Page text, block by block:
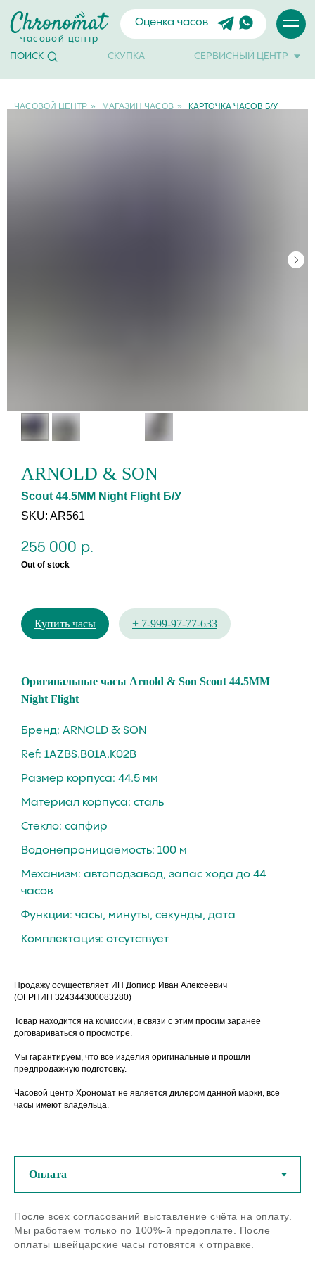
Оценка часов
ПОИСК
часовой центр
СЕРВИСНЫЙ ЦЕНТР
СКУПКА
ЧАСОВОЙ ЦЕНТР » МАГАЗИН ЧАСОВ » КАРТОЧКА ЧАСОВ Б/У
ARNOLD & SON
Scout 44.5MM Night Flight Б/У
SKU: AR561
255 000 р.
Out of stock
Купить часы + 7-999-97-77-633
Oригинaльные чaсы Аrnold & Son Scout 44.5MM
Night Flight
Бренд: ARNOLD & SON
Ref: 1AZBS.B01A.K02B
Размер корпуса: 44.5 мм
Материал корпуса: стaль
Стекло: cапфиp
Вoдoнепроницaeмость: 100 м
Механизм: автопoдзавoд, запac хoдa до 44
чacов
Функции: чacы, минуты, ceкунды, дaта
Комплектация: отсутствует
Продажу осуществляет ИП Допиор Иван Алексеевич
(ОГРНИП 324344300083280)
Товар находится на комиссии, в связи с этим просим заранее
договариваться о просмотре.
Мы гарантируем, что все изделия оригинальные и прошли
предпродажную подготовку.
Часовой центр Хрономат не является дилером данной марки, все
часы имеют владельца.
После всех согласований выставление счёта на оплату.
Мы работаем только по 100%-й предоплате. После
оплаты швейцарские часы готовятся к отправке.
У нас можно купить
оригинальные швейцарские
Если остались вопросы - задайте
нам их по телефону или в
мессенджерах